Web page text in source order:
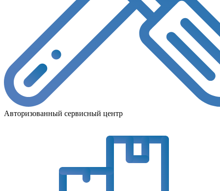
Авторизованный сервисный центр